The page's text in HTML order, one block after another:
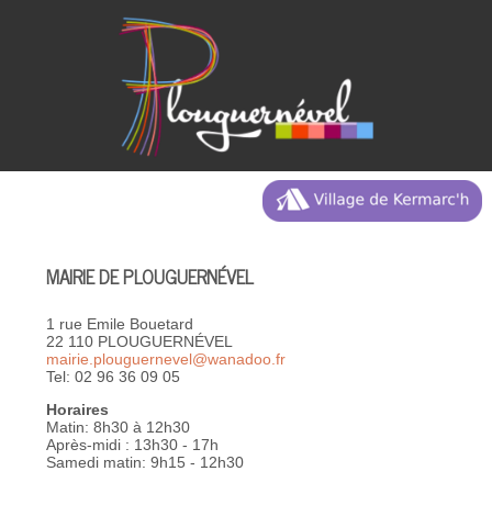
MAIRIE DE PLOUGUERNÉVEL
1 rue Emile Bouetard
22 110 PLOUGUERNÉVEL
mairie.plouguernevel@wanadoo.fr
Tel: 02 96 36 09 05
Horaires
Matin: 8h30 à 12h30
Après-midi : 13h30 - 17h
Samedi matin: 9h15 - 12h30